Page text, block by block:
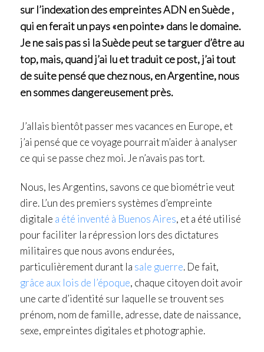
sur l’indexation des empreintes ADN en Suède ,
qui en ferait un pays «en pointe» dans le domaine.
Je ne sais pas si la Suède peut se targuer d’être au
top, mais, quand j’ai lu et traduit ce post, j’ai tout
de suite pensé que chez nous, en Argentine, nous
en sommes dangereusement près.
J’allais bientôt passer mes vacances en Europe, et
j’ai pensé que ce voyage pourrait m’aider à analyser
ce qui se passe chez moi. Je n’avais pas tort.
Nous, les Argentins, savons ce que biométrie veut
dire. L’un des premiers systèmes d’empreinte
digitale a été inventé à Buenos Aires, et a été utilisé
pour faciliter la répression lors des dictatures
militaires que nous avons endurées,
particulièrement durant la sale guerre. De fait,
grâce aux lois de l’époque, chaque citoyen doit avoir
une carte d’identité sur laquelle se trouvent ses
prénom, nom de famille, adresse, date de naissance,
sexe, empreintes digitales et photographie.